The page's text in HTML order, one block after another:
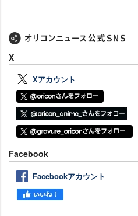
X
Xアカウント
Facebook
Facebookアカウント